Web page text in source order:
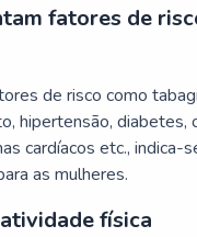
fatores de
de risco como
hipertensão, diabetes,
cardíacos etc., indica-
as mulheres.
física